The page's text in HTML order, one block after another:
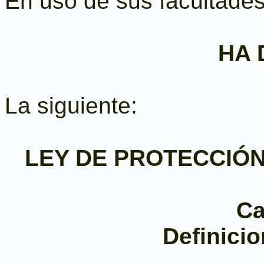
HA
La siguiente:
LEY DE